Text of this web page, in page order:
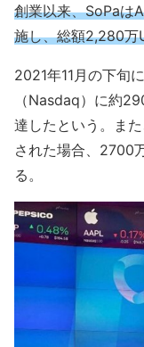
創業以来、SoPaは
施し、総額2,280万
2021年11月の下旬
（Nasdaq）に約
達したという。ま
された場合、2700
る。